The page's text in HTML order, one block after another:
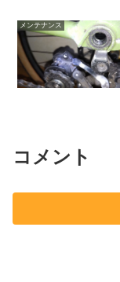
メンテナンス
コメント